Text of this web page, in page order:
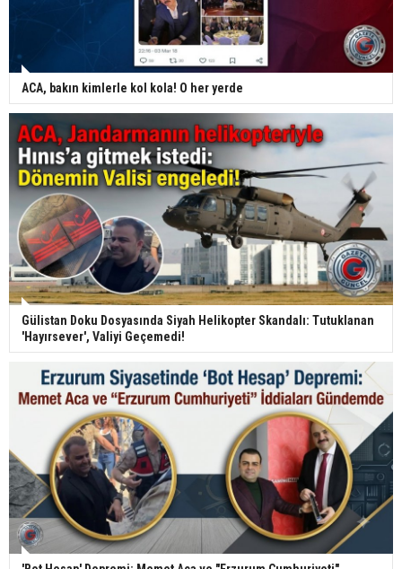
ACA, bakın kimlerle kol kola! O her yerde
Gülistan Doku Dosyasında Siyah Helikopter Skandalı: Tutuklanan
'Hayırsever', Valiyi Geçemedi!